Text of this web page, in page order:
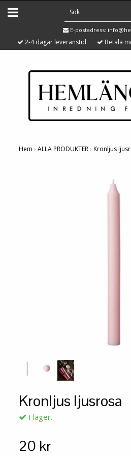
E-postadress:
2-4 dagar leveranstid Betala
Hem › ALLA PRODUKTER› Kronljus
Kronljus ljusrosa
I lager.
20 kr